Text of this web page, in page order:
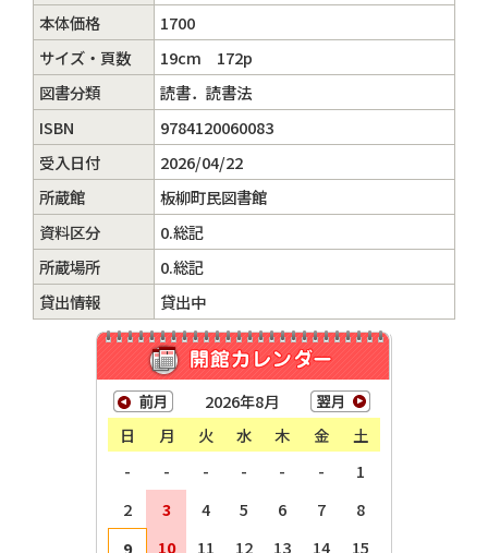
本体価格
1700
サイズ・頁数
19cm 172p
図書分類
読書．読書法
ISBN
9784120060083
受入日付
2026/04/22
所蔵館
板柳町民図書館
資料区分
0.総記
所蔵場所
0.総記
貸出情報
貸出中
2026年8月
日
月 火 水 木 金
土
-
- - - - -
1
2
3 4 5 6 7
8
9
10 11 12 13 14
15